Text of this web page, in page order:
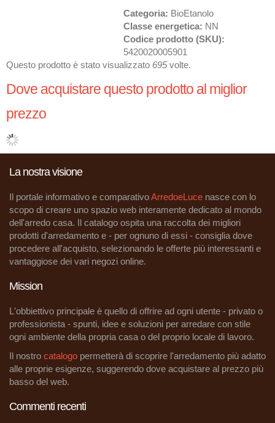
Categoria: BioEtanolo
Classe energetica: NN
Codice prodotto (SKU):
5420020005901
Questo prodotto è stato visualizzato 695volte.
Dove acquistare questo prodotto al miglior
prezzo
La nostra visione
Il portale informativo e comparativoArredoeLuce nasce con lo
scopo di creare uno spazio web interamente dedicato al mondo
dell'arredo casa. Il catalogo ospita una raccolta dei migliori
prodotti d'arredamento e - per ognuno di essi - consiglia dove
procedere all'acquisto, selezionando le offerte più interessanti e
vantaggiose dei vari negozi online.
Mission
L'obbiettivo principale è quello di offrire ad ogni utente - privato o
professionista - spunti, idee e soluzioni per arredare con stile
ogni ambiente della propria casa o del proprio locale di lavoro.
Il nostro catalogo permetterà di scoprire l'arredamento più adatto
alle proprie esigenze, suggerendo dove acquistare al prezzo più
basso del web.
Commenti recenti